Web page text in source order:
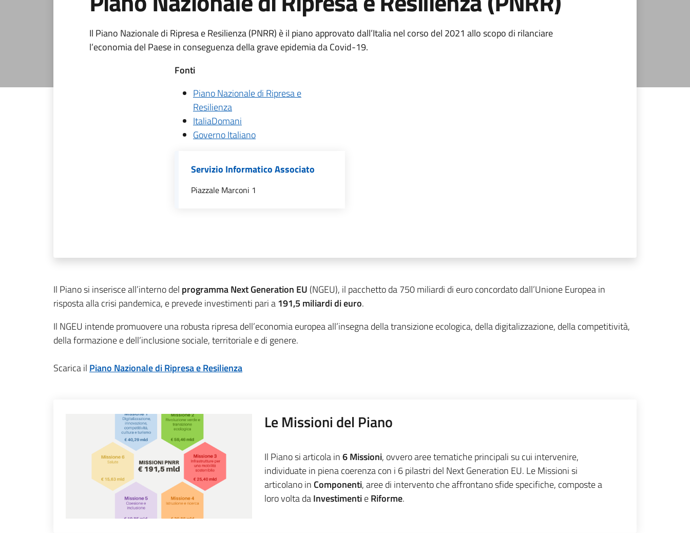
Il Piano Nazionale di Ripresa e Resilienza (PNRR) è il piano approvato dall’Italia nel corso del 2021 allo scopo di rilanciare
l’economia del Paese in conseguenza della grave epidemia da Covid-19.
Fonti
Piano Nazionale di Ripresa e
Resilienza
ItaliaDomani
Governo Italiano
Servizio Informatico Associato
Piazzale Marconi 1
Il Piano si inserisce all’interno del programma Next Generation EU (NGEU), il pacchetto da 750 miliardi di euro concordato dall’Unione Europea in
risposta alla crisi pandemica, e prevede investimenti pari a191,5 miliardi di euro.
Il NGEU intende promuovere una robusta ripresa dell’economia europea all’insegna della transizione ecologica, della digitalizzazione, della competitività,
della formazione e dell’inclusione sociale, territoriale e di genere.
Scarica il Piano Nazionale di Ripresa e Resilienza
Le Missioni del Piano
Il Piano si articola in6 Missioni, ovvero aree tematiche principali su cui intervenire,
individuate in piena coerenza con i 6 pilastri del Next Generation EU. Le Missioni si
articolano in Componenti, aree di intervento che affrontano sfide specifiche, composte a
loro volta daInvestimentieRiforme.